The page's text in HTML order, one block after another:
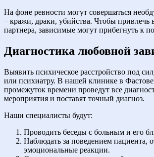
На фоне ревности могут совершаться
– кражи, драки, убийства. Чтобы привлечь
партнера, зависимые могут прибегнуть к
Диагностика любовной
Выявить психическое расстройство под
или психиатру. В нашей клинике в
промежуток времени проведут все
мероприятия и поставят точный диагноз.
Наши специалисты будут:
Проводить беседы с больным и его
Наблюдать за поведением пациента,
эмоциональные реакции.